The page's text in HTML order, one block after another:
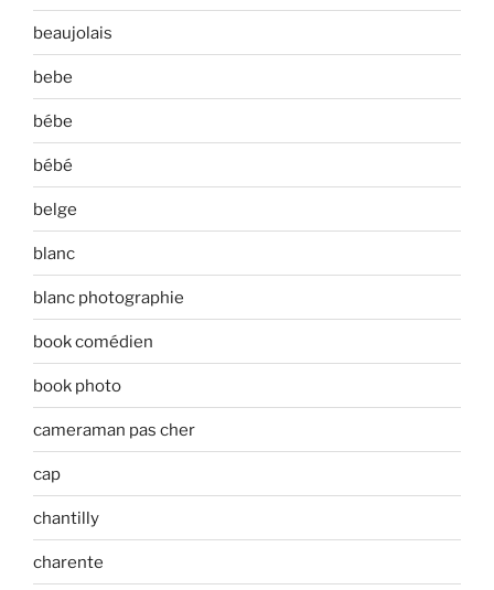
beaujolais
bebe
bébe
bébé
belge
blanc
blanc photographie
book comédien
book photo
cameraman pas cher
cap
chantilly
charente